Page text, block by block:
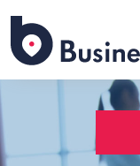
Business